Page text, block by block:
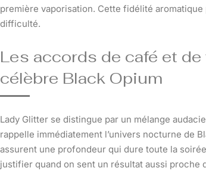
première vaporisation. Cette fidélité
difficulté.
Les accords de café et
célèbre Black Opium
Lady Glitter se distingue par un mélange
rappelle immédiatement l’univers nocturne de
assurent une profondeur qui dure toute la
justifier quand on sent un résultat aussi proche